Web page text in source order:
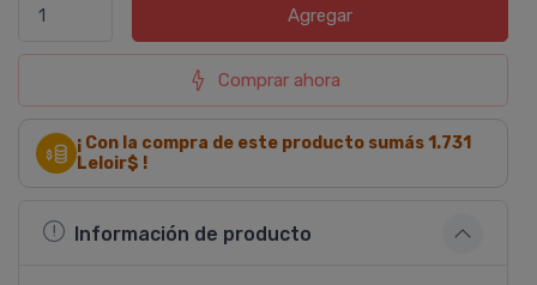
Agregar
Comprar ahora
¡ Con la compra de este producto sumás 1.731
Leloir$ !
Información de producto